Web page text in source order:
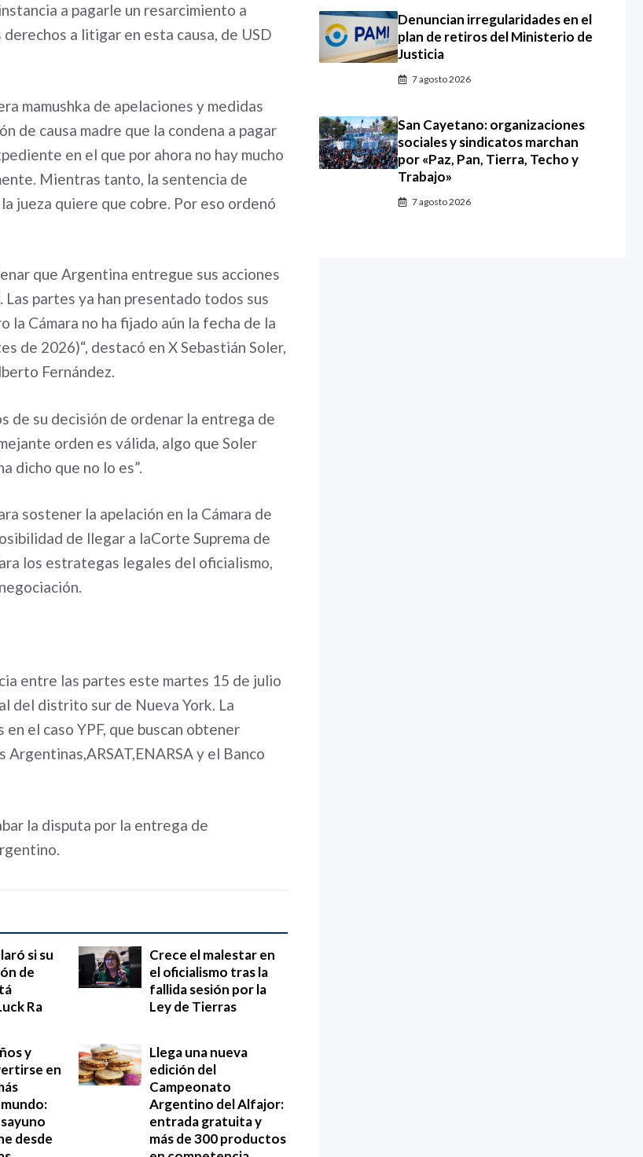
a pagarle un resarcimiento a
a litigar en esta causa, de USD
mamushka de apelaciones y medidas
de causa madre que la condena a pagar
en el que por ahora no hay mucho
Mientras tanto, la sentencia de
jueza quiere que cobre. Por eso ordenó
que Argentina entregue sus acciones
partes ya han presentado todos sus
Cámara no ha fijado aún la fecha de la
de 2026)“, destacó en X Sebastián Soler,
Fernández.
de su decisión de ordenar la entrega de
orden es válida, algo que Soler
dicho que no lo es”.
sostener la apelación en la Cámara de
de llegar a laCorte Suprema de
los estrategas legales del oficialismo,
entre las partes este martes 15 de julio
del distrito sur de Nueva York. La
el caso YPF, que buscan obtener
y el Banco
la disputa por la entrega de
si su
de
Ra
Crece el malestar en
el oficialismo tras la
fallida sesión por la
Ley de Tierras
y
en
desde
Llega una nueva
edición del
Campeonato
Argentino del Alfajor:
entrada gratuita y
más de 300 productos
Denuncian irregularidades en el
plan de retiros del Ministerio de
Justicia
7 agosto 2026
San Cayetano: organizaciones
sociales y sindicatos marchan
por «Paz, Pan, Tierra, Techo y
Trabajo»
7 agosto 2026